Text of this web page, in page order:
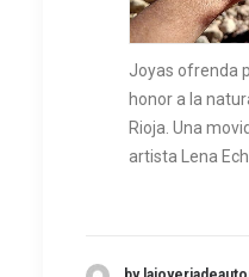
Joyas ofrenda
honor a la
Rioja. Una
artista Lena